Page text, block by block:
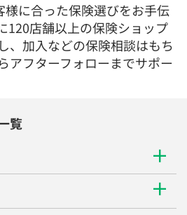
様に合った保険選びをお手伝
120店舗以上の保険ショップ
、加入などの保険相談はもち
アフターフォローまでサポー
覧